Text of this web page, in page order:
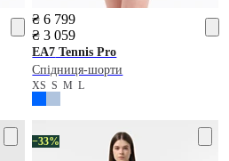
₴ 6 799
₴ 3 059
EA7 Tennis Pro
Спідниця-шорти
XSSML
−33%